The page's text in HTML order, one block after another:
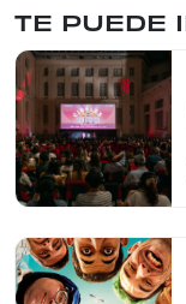
TE PUEDE